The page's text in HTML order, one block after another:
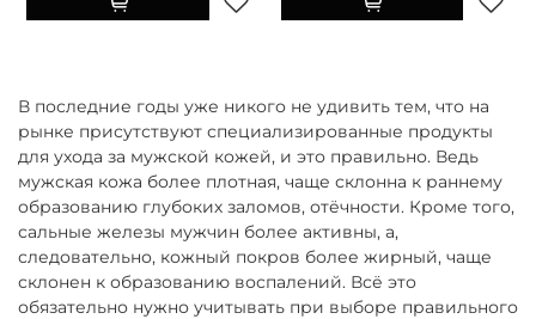
В последние годы уже никого не удивить тем, что на
рынке присутствуют специализированные продукты
для ухода за мужской кожей, и это правильно. Ведь
мужская кожа более плотная, чаще склонна к раннему
образованию глубоких заломов, отёчности. Кроме того,
сальные железы мужчин более активны, а,
следовательно, кожный покров более жирный, чаще
склонен к образованию воспалений. Всё это
обязательно нужно учитывать при выборе правильного